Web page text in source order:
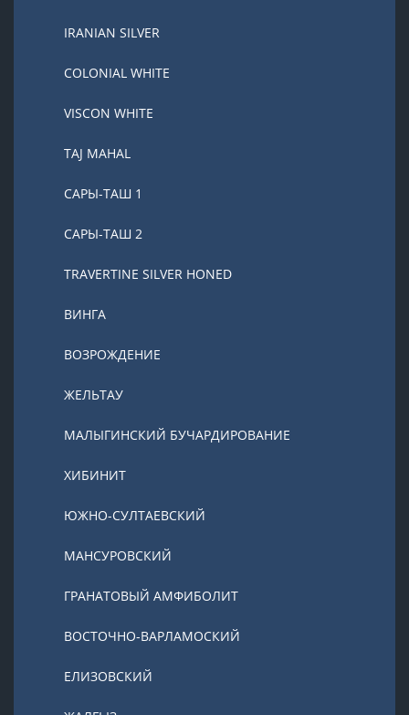
IRANIAN SILVER
COLONIAL WHITE
VISCON WHITE
TAJ MAHAL
САРЫ-ТАШ 1
САРЫ-ТАШ 2
TRAVERTINE SILVER HONED
ВИНГА
ВОЗРОЖДЕНИЕ
ЖЕЛЬТАУ
МАЛЫГИНСКИЙ БУЧАРДИРОВАНИЕ
ХИБИНИТ
ЮЖНО-СУЛТАЕВСКИЙ
МАНСУРОВСКИЙ
ГРАНАТОВЫЙ АМФИБОЛИТ
ВОСТОЧНО-ВАРЛАМОСКИЙ
ЕЛИЗОВСКИЙ